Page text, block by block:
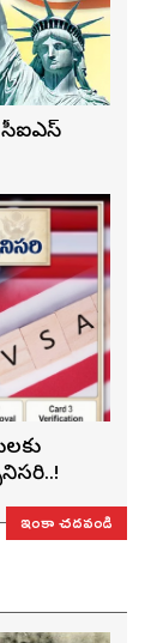
సీఐఎస్
ఇంకా చదవండి